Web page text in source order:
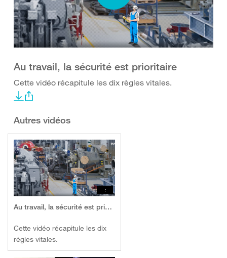
Au travail, la sécurité est prioritaire
Cette vidéo récapitule les dix règles vitales.
Autres vidéos
:
Au travail, la sécurité est prioritaire
Cette vidéo récapitule les dix
règles vitales.